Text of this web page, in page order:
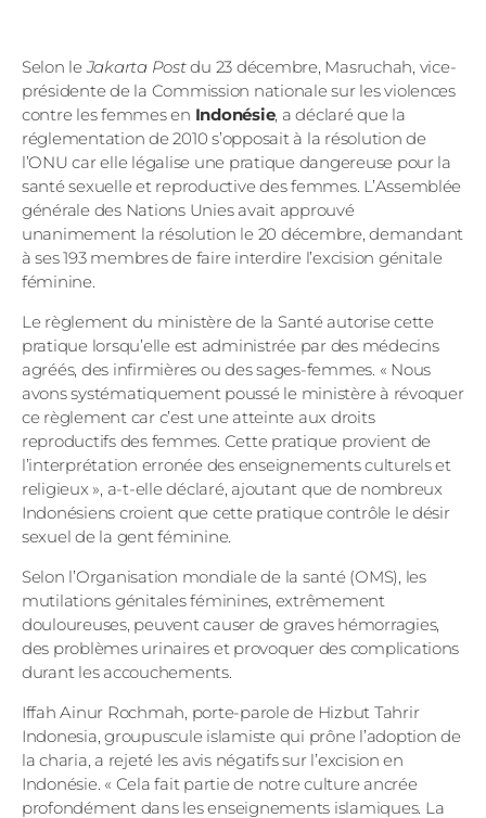
Selon leJakarta Postdu 23 décembre, Masruchah, vice-
présidente de la Commission nationale sur les violences
contre les femmes en Indonésie, a déclaré que la
réglementation de 2010 s’opposait à la résolution de
l’ONU car elle légalise une pratique dangereuse pour la
santé sexuelle et reproductive des femmes. L’Assemblée
générale des Nations Unies avait approuvé
unanimement la résolution le 20 décembre, demandant
à ses 193 membres de faire interdire l’excision génitale
féminine.
Le règlement du ministère de la Santé autorise cette
pratique lorsqu’elle est administrée par des médecins
agréés, des infirmières ou des sages-femmes. « Nous
avons systématiquement poussé le ministère à révoquer
ce règlement car c’est une atteinte aux droits
reproductifs des femmes. Cette pratique provient de
l’interprétation erronée des enseignements culturels et
religieux », a-t-elle déclaré, ajoutant que de nombreux
Indonésiens croient que cette pratique contrôle le désir
sexuel de la gent féminine.
Selon l’Organisation mondiale de la santé (OMS), les
mutilations génitales féminines, extrêmement
douloureuses, peuvent causer de graves hémorragies,
des problèmes urinaires et provoquer des complications
durant les accouchements.
Iffah Ainur Rochmah, porte-parole de Hizbut Tahrir
Indonesia, groupuscule islamiste qui prône l’adoption de
la charia, a rejeté les avis négatifs sur l’excision en
Indonésie. « Cela fait partie de notre culture ancrée
profondément dans les enseignements islamiques. La